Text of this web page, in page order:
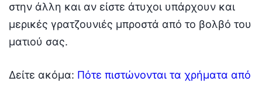
στην άλλη και αν είστε άτυχοι υπάρχουν και
μερικές γρατζουνιές μπροστά από το βολβό του
ματιού σας.
Δείτε ακόμα: Πότε πιστώνονται τα χρήματα από